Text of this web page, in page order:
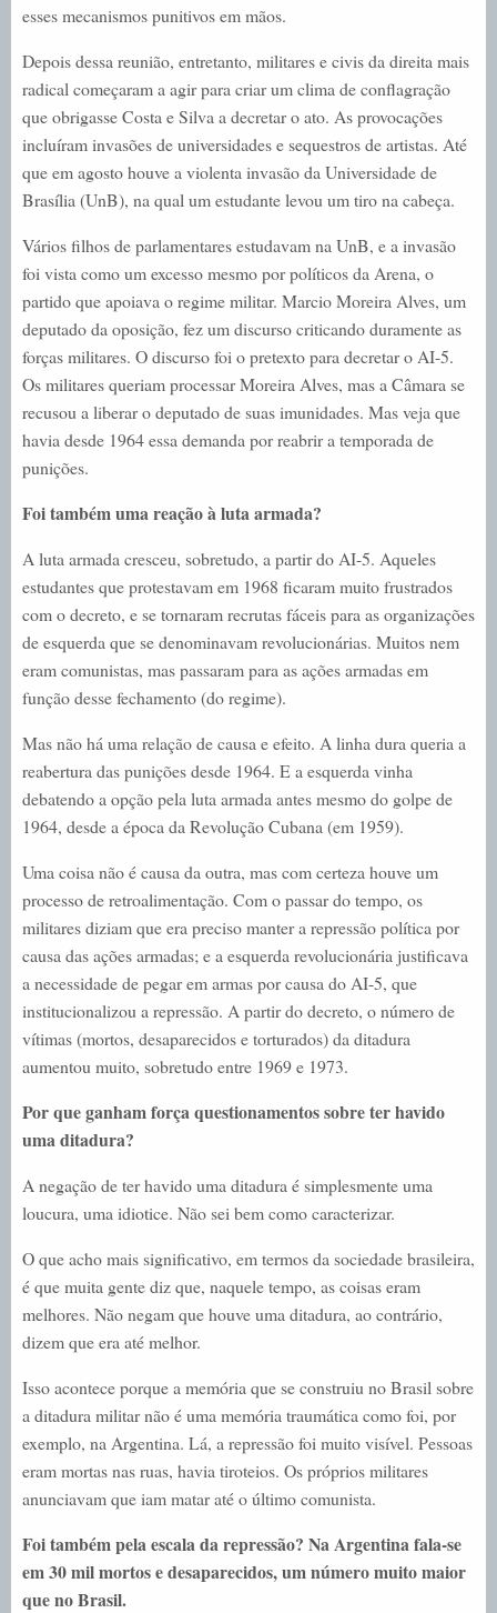
esses mecanismos punitivos em mãos.
Depois dessa reunião, entretanto, militares e civis da direita mais
radical começaram a agir para criar um clima de conflagração
que obrigasse Costa e Silva a decretar o ato. As provocações
incluíram invasões de universidades e sequestros de artistas. Até
que em agosto houve a violenta invasão da Universidade de
Brasília (UnB), na qual um estudante levou um tiro na cabeça.
Vários filhos de parlamentares estudavam na UnB, e a invasão
foi vista como um excesso mesmo por políticos da Arena, o
partido que apoiava o regime militar. Marcio Moreira Alves, um
deputado da oposição, fez um discurso criticando duramente as
forças militares. O discurso foi o pretexto para decretar o AI-5.
Os militares queriam processar Moreira Alves, mas a Câmara se
recusou a liberar o deputado de suas imunidades. Mas veja que
havia desde 1964 essa demanda por reabrir a temporada de
punições.
Foi também uma reação à luta armada?
A luta armada cresceu, sobretudo, a partir do AI-5. Aqueles
estudantes que protestavam em 1968 ficaram muito frustrados
com o decreto, e se tornaram recrutas fáceis para as organizações
de esquerda que se denominavam revolucionárias. Muitos nem
eram comunistas, mas passaram para as ações armadas em
função desse fechamento (do regime).
Mas não há uma relação de causa e efeito. A linha dura queria a
reabertura das punições desde 1964. E a esquerda vinha
debatendo a opção pela luta armada antes mesmo do golpe de
1964, desde a época da Revolução Cubana (em 1959).
Uma coisa não é causa da outra, mas com certeza houve um
processo de retroalimentação. Com o passar do tempo, os
militares diziam que era preciso manter a repressão política por
causa das ações armadas; e a esquerda revolucionária justificava
a necessidade de pegar em armas por causa do AI-5, que
institucionalizou a repressão. A partir do decreto, o número de
vítimas (mortos, desaparecidos e torturados) da ditadura
aumentou muito, sobretudo entre 1969 e 1973.
Por que ganham força questionamentos sobre ter havido
uma ditadura?
A negação de ter havido uma ditadura é simplesmente uma
loucura, uma idiotice. Não sei bem como caracterizar.
O que acho mais significativo, em termos da sociedade brasileira,
é que muita gente diz que, naquele tempo, as coisas eram
melhores. Não negam que houve uma ditadura, ao contrário,
dizem que era até melhor.
Isso acontece porque a memória que se construiu no Brasil sobre
a ditadura militar não é uma memória traumática como foi, por
exemplo, na Argentina. Lá, a repressão foi muito visível. Pessoas
eram mortas nas ruas, havia tiroteios. Os próprios militares
anunciavam que iam matar até o último comunista.
Foi também pela escala da repressão? Na Argentina fala-se
em 30 mil mortos e desaparecidos, um número muito maior
que no Brasil.